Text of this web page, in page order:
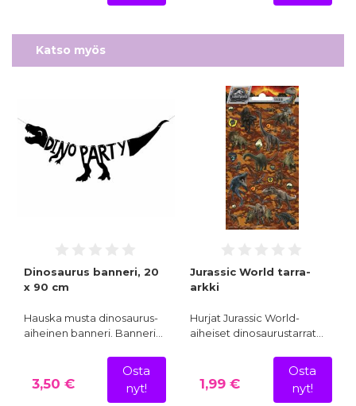
Katso myös
Dinosaurus banneri, 20
x 90 cm
Hauska musta dinosaurus-
aiheinen banneri. Banneri…
3,50 €
Osta
nyt!
Jurassic World tarra-
arkki
Hurjat Jurassic World-
aiheiset dinosaurustarrat…
1,99 €
Osta
nyt!